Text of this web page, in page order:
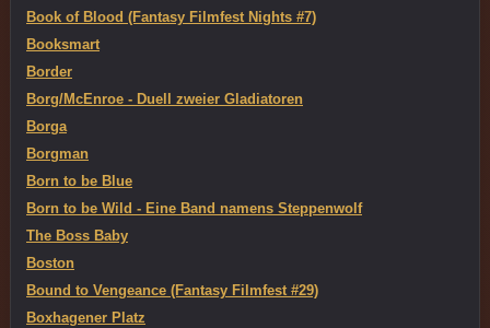
Book of Blood (Fantasy Filmfest Nights #7)
Booksmart
Border
Borg/McEnroe - Duell zweier Gladiatoren
Borga
Borgman
Born to be Blue
Born to be Wild - Eine Band namens Steppenwolf
The Boss Baby
Boston
Bound to Vengeance (Fantasy Filmfest #29)
Boxhagener Platz